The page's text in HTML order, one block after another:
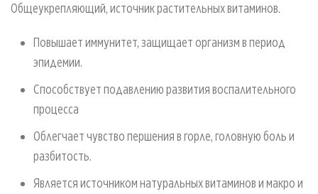
Общеукрепляющий, источник растительных витаминов.
Повышает иммунитет, защищает организм в период
эпидемии.
Способствует подавлению развития воспалительного
процесса
Облегчает чувство першения в горле, головную боль и
разбитость.
Является источником натуральных витаминов и макро и